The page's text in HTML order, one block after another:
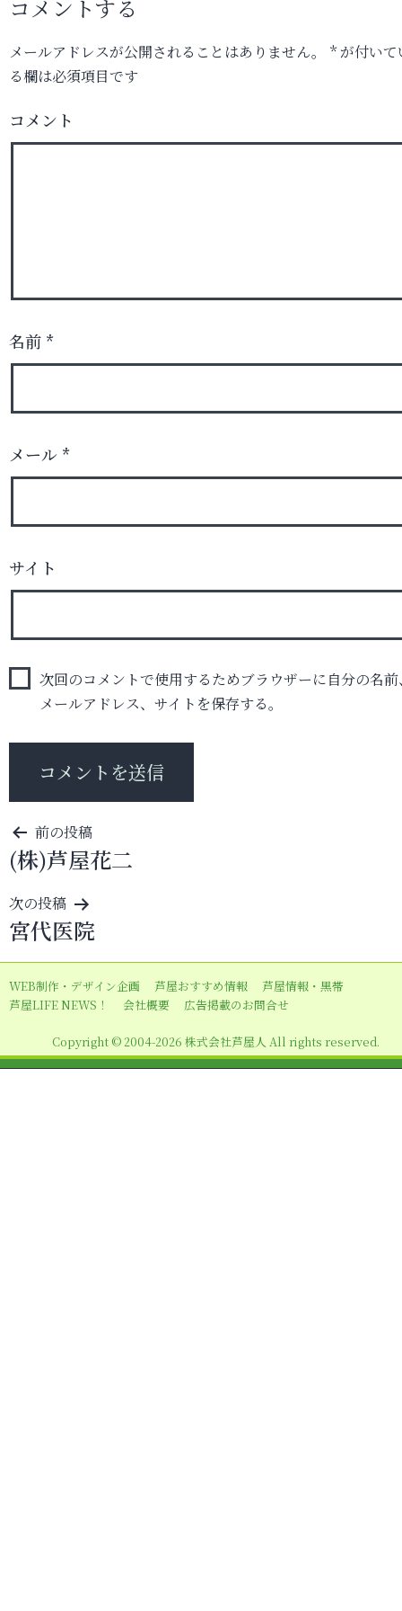
コメントする
メールアドレスが公開されることはありません。 *が付いて
る欄は必須項目です
コメント
名前 *
メール *
サイト
次回のコメントで使用するためブラウザーに自分の名前
メールアドレス、サイトを保存する。
投
稿
ナ
ビ
ゲ
ー
シ
ン
前の投稿
(株)芦屋花二
次の投稿
宮代医院
WEB制作・デザイン企画 芦屋おすすめ情報
芦屋情報・黒帯
芦屋LIFE NEWS！
会社概要 広告掲載のお問合せ
Copyright © 2004-2026 株式会社芦屋人 All rights reserved.